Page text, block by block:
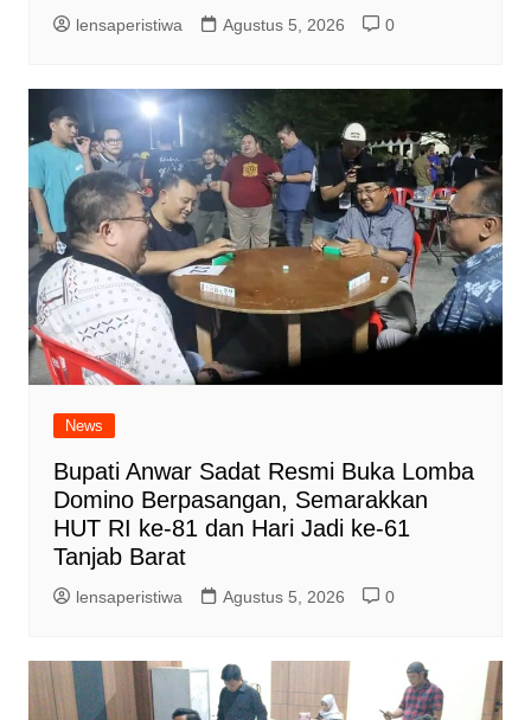
lensaperistiwa Agustus 5, 2026 0
News
Bupati Anwar Sadat Resmi Buka Lomba
Domino Berpasangan, Semarakkan
HUT RI ke-81 dan Hari Jadi ke-61
Tanjab Barat
lensaperistiwa Agustus 5, 2026 0